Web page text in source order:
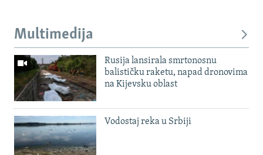
Multimedija
Rusija lansirala smrtonosnu
balističku raketu, napad dronovima
na Kijevsku oblast
Vodostaj reka u Srbiji